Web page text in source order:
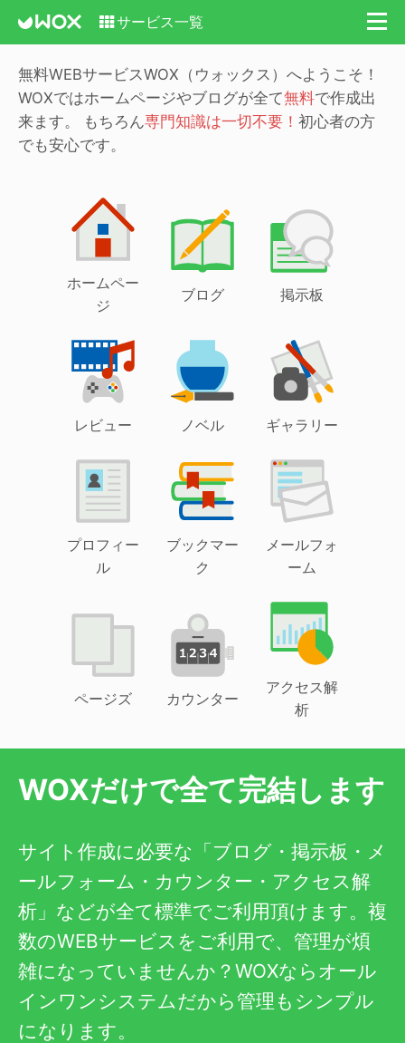
サービス一覧
無料WEBサービスWOX（ウォックス）へようこそ！
WOXではホームページやブログが全て無料で作成出
来ます。
もちろん専門知識は一切不要！ 初心者の方
でも安心です。
ホームペー
ジ
ブログ 掲示板
レビュー ノベル ギャラリー
プロフィー
ル
ブックマー
ク
メールフォ
ーム
ページズ カウンター
アクセス解
析
WOXだけで全て完結します
サイト作成に必要な「ブログ・掲示板・メ
ールフォーム・カウンター・アクセス解
析」などが全て標準でご利用頂けます。複
数のWEBサービスをご利用で、管理が煩
雑になっていませんか？WOXならオール
インワンシステムだから管理もシンプル
になります。